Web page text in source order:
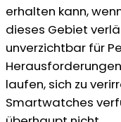
erhalten kann,
dieses Gebiet
unverzichtbar für
laufen, sich zu
Smartwatches